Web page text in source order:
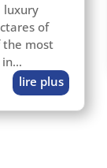
luxu­ry
of
the most
in…
lire plus